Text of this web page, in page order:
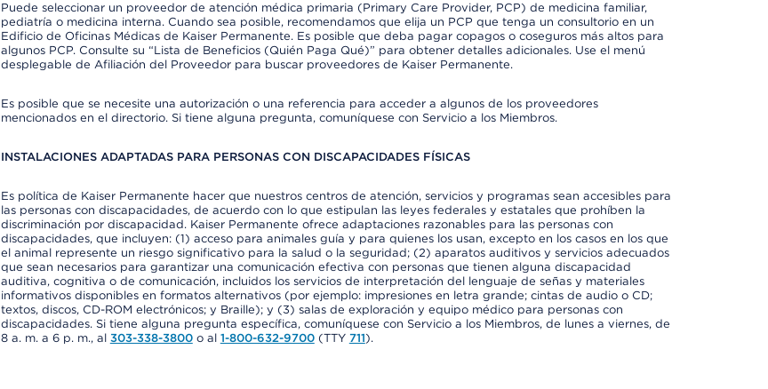
Puede seleccionar un proveedor de atención médica primaria (Primary Care Provider, PCP) de medicina familiar,
pediatría o medicina interna. Cuando sea posible, recomendamos que elija un PCP que tenga un consultorio en un
Edificio de Oficinas Médicas de Kaiser Permanente. Es posible que deba pagar copagos o coseguros más altos para
algunos PCP. Consulte su “Lista de Beneficios (Quién Paga Qué)” para obtener detalles adicionales. Use el menú
desplegable de Afiliación del Proveedor para buscar proveedores de Kaiser Permanente.
Es posible que se necesite una autorización o una referencia para acceder a algunos de los proveedores
mencionados en el directorio. Si tiene alguna pregunta, comuníquese con Servicio a los Miembros.
INSTALACIONES ADAPTADAS PARA PERSONAS CON DISCAPACIDADES FÍSICAS
Es política de Kaiser Permanente hacer que nuestros centros de atención, servicios y programas sean accesibles para
las personas con discapacidades, de acuerdo con lo que estipulan las leyes federales y estatales que prohíben la
discriminación por discapacidad. Kaiser Permanente ofrece adaptaciones razonables para las personas con
discapacidades, que incluyen: (1) acceso para animales guía y para quienes los usan, excepto en los casos en los que
el animal represente un riesgo significativo para la salud o la seguridad; (2) aparatos auditivos y servicios adecuados
que sean necesarios para garantizar una comunicación efectiva con personas que tienen alguna discapacidad
auditiva, cognitiva o de comunicación, incluidos los servicios de interpretación del lenguaje de señas y materiales
informativos disponibles en formatos alternativos (por ejemplo: impresiones en letra grande; cintas de audio o CD;
textos, discos, CD-ROM electrónicos; y Braille); y (3) salas de exploración y equipo médico para personas con
discapacidades. Si tiene alguna pregunta específica, comuníquese con Servicio a los Miembros, de lunes a viernes, de
8 a. m. a 6 p. m., al 303-338-3800o al 1-800-632-9700(TTY 711).